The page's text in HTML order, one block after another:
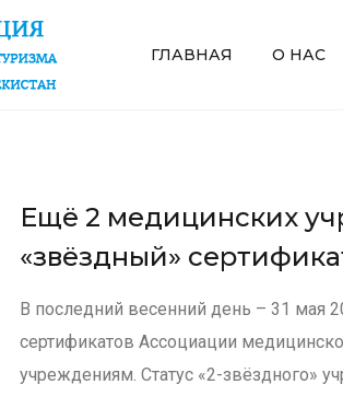
ГЛАВНАЯ О НАС
Ещё 2 медицинских
«звёздный»
В последний весенний день – 31 мая
сертификатов Ассоциации
учреждениям. Статус «2-звёздного»